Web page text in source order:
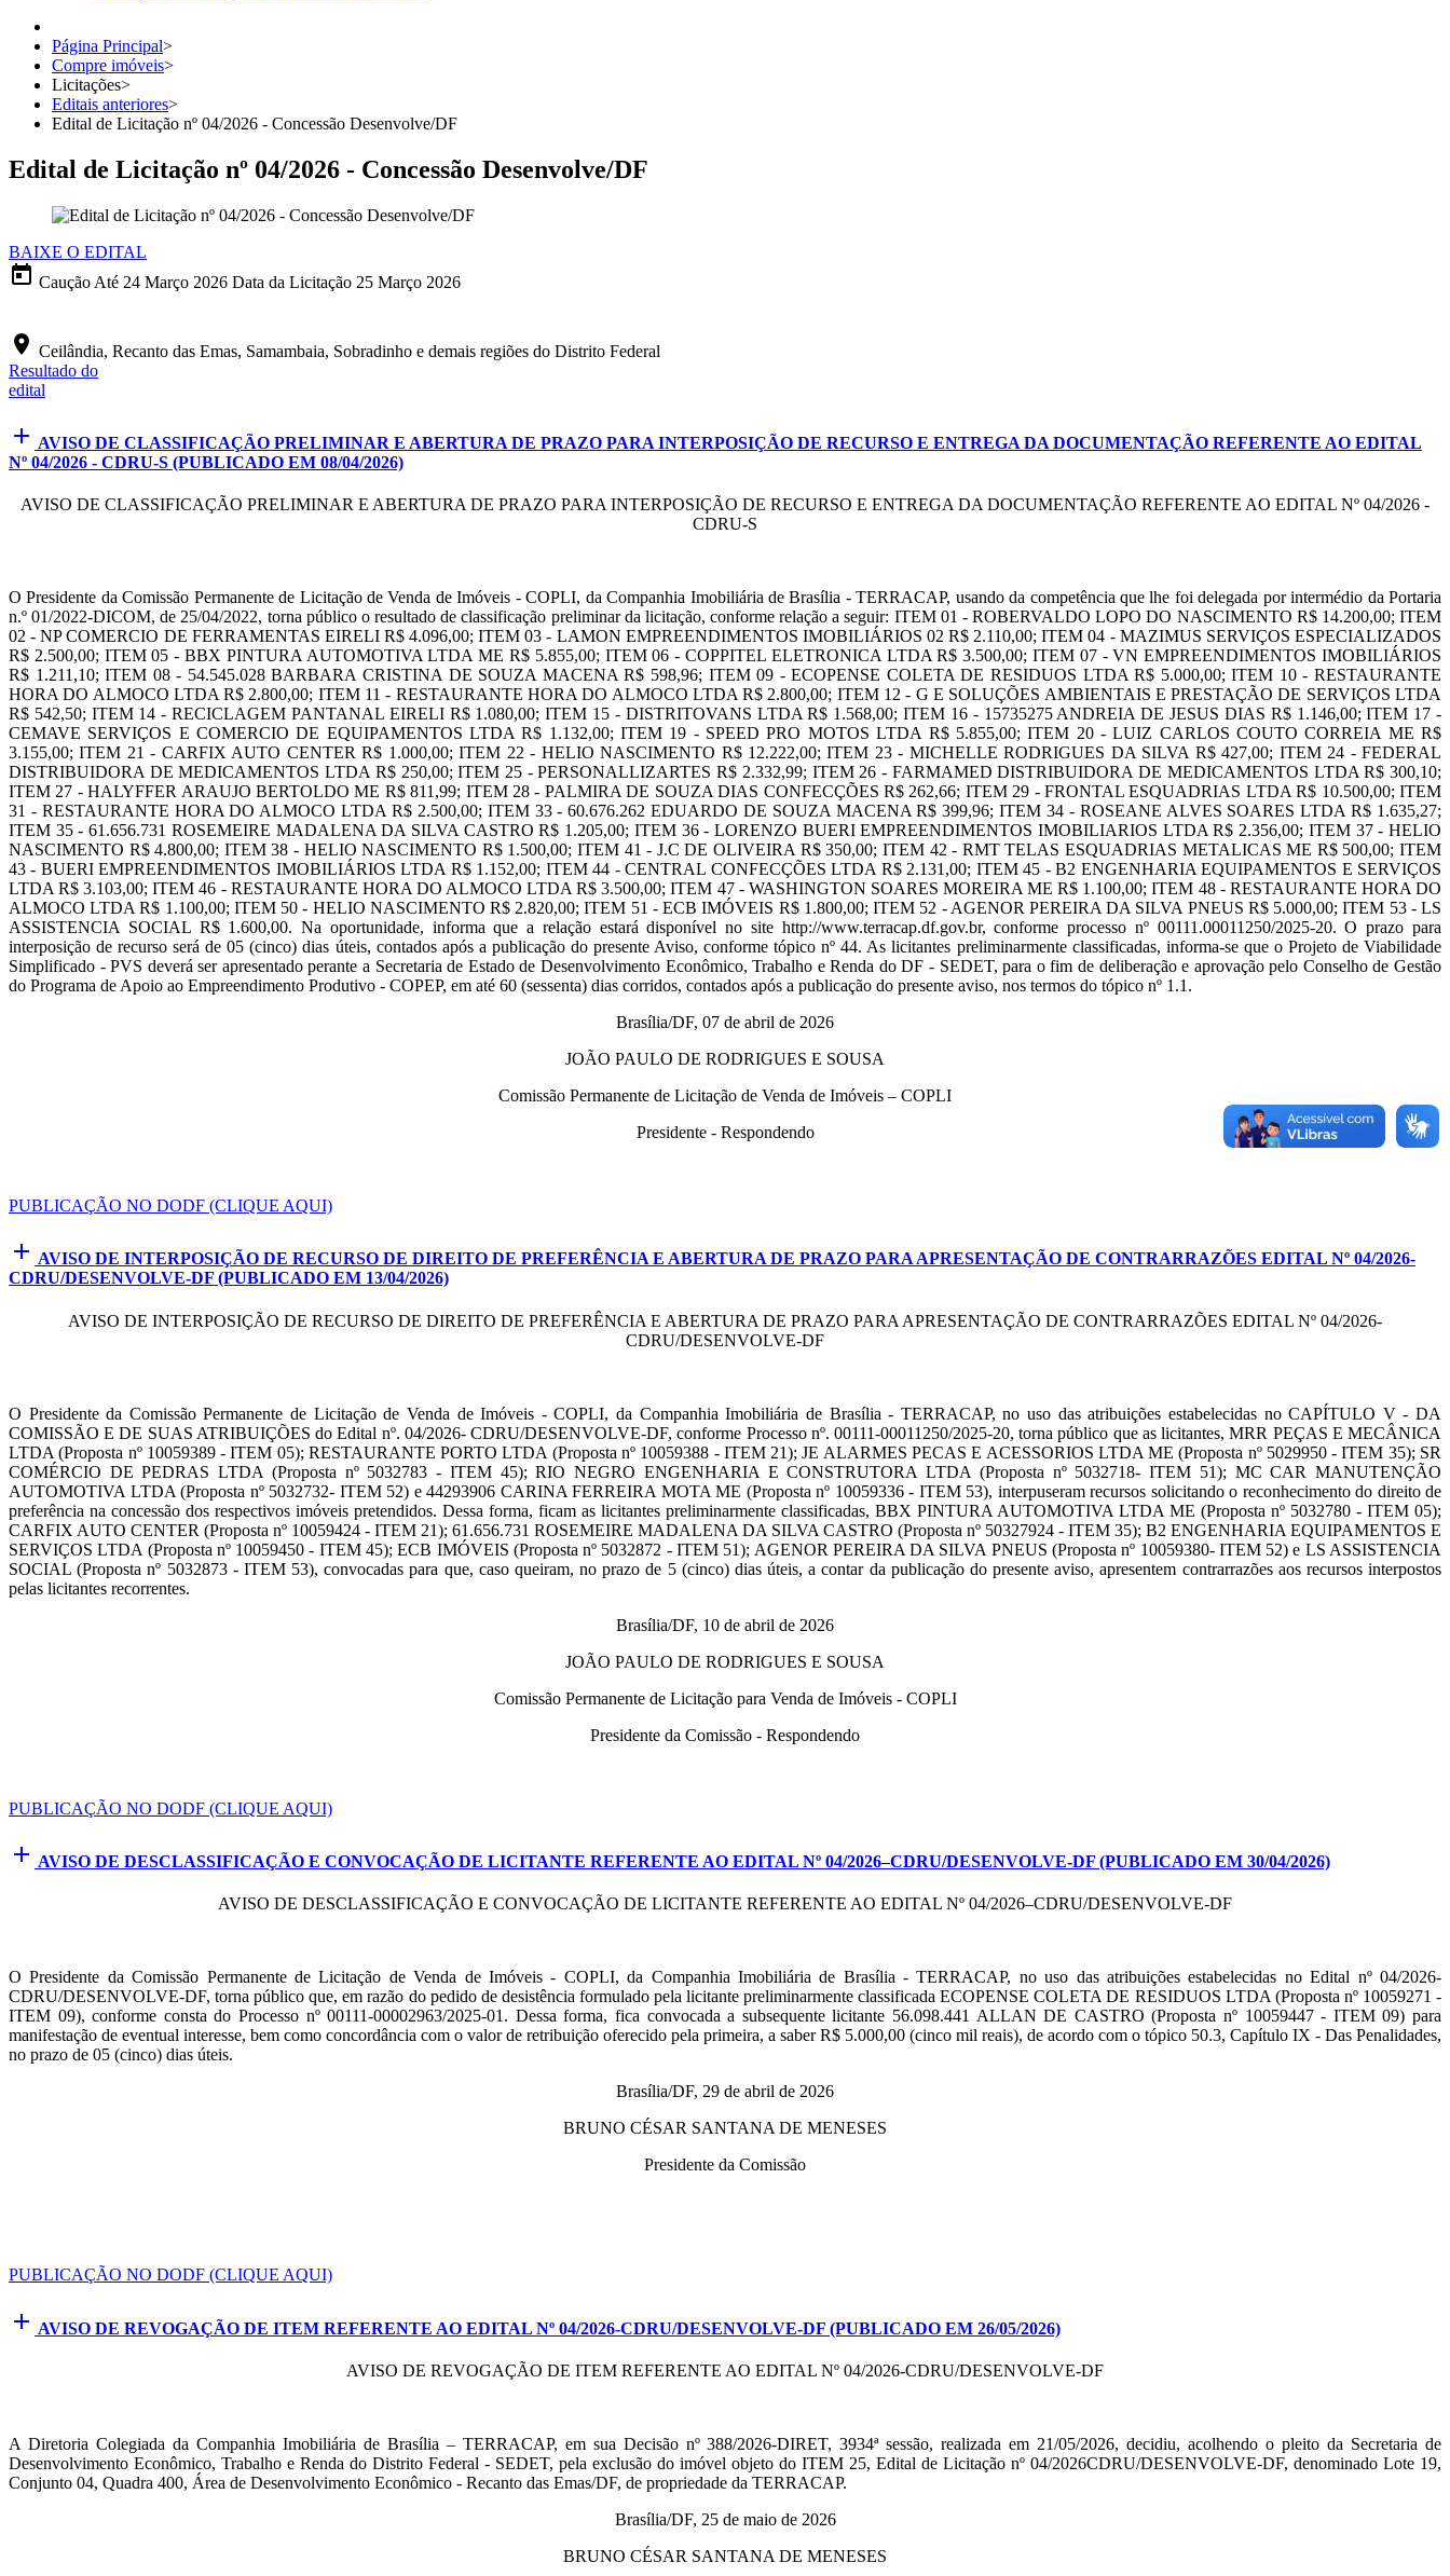
Página Principal>
Compre imóveis>
Licitações>
Editais anteriores>
Edital de Licitação nº 04/2026 - Concessão Desenvolve/DF
Edital de Licitação nº 04/2026 - Concessão Desenvolve/DF
BAIXE O EDITAL
today Caução Até 24 Março 2026 Data da Licitação 25 Março 2026
location_on Ceilândia, Recanto das Emas, Samambaia, Sobradinho e demais regiões do Distrito Federal
Resultado do
edital
add AVISO DE CLASSIFICAÇÃO PRELIMINAR E ABERTURA DE PRAZO PARA INTERPOSIÇÃO DE RECURSO E ENTREGA DA DOCUMENTAÇÃO REFERENTE AO EDITAL
Nº 04/2026 - CDRU-S (PUBLICADO EM 08/04/2026)
AVISO DE CLASSIFICAÇÃO PRELIMINAR E ABERTURA DE PRAZO PARA INTERPOSIÇÃO DE RECURSO E ENTREGA DA DOCUMENTAÇÃO REFERENTE AO EDITAL Nº 04/2026 -
CDRU-S
O Presidente da Comissão Permanente de Licitação de Venda de Imóveis - COPLI, da Companhia Imobiliária de Brasília - TERRACAP, usando da competência que lhe foi delegada por intermédio da Portaria
n.º 01/2022-DICOM, de 25/04/2022, torna público o resultado de classificação preliminar da licitação, conforme relação a seguir: ITEM 01 - ROBERVALDO LOPO DO NASCIMENTO R$ 14.200,00; ITEM
02 - NP COMERCIO DE FERRAMENTAS EIRELI R$ 4.096,00; ITEM 03 - LAMON EMPREENDIMENTOS IMOBILIÁRIOS 02 R$ 2.110,00; ITEM 04 - MAZIMUS SERVIÇOS ESPECIALIZADOS
R$ 2.500,00; ITEM 05 - BBX PINTURA AUTOMOTIVA LTDA ME R$ 5.855,00; ITEM 06 - COPPITEL ELETRONICA LTDA R$ 3.500,00; ITEM 07 - VN EMPREENDIMENTOS IMOBILIÁRIOS
R$ 1.211,10; ITEM 08 - 54.545.028 BARBARA CRISTINA DE SOUZA MACENA R$ 598,96; ITEM 09 - ECOPENSE COLETA DE RESIDUOS LTDA R$ 5.000,00; ITEM 10 - RESTAURANTE
HORA DO ALMOCO LTDA R$ 2.800,00; ITEM 11 - RESTAURANTE HORA DO ALMOCO LTDA R$ 2.800,00; ITEM 12 - G E SOLUÇÕES AMBIENTAIS E PRESTAÇÃO DE SERVIÇOS LTDA
R$ 542,50; ITEM 14 - RECICLAGEM PANTANAL EIRELI R$ 1.080,00; ITEM 15 - DISTRITOVANS LTDA R$ 1.568,00; ITEM 16 - 15735275 ANDREIA DE JESUS DIAS R$ 1.146,00; ITEM 17 -
CEMAVE SERVIÇOS E COMERCIO DE EQUIPAMENTOS LTDA R$ 1.132,00; ITEM 19 - SPEED PRO MOTOS LTDA R$ 5.855,00; ITEM 20 - LUIZ CARLOS COUTO CORREIA ME R$
3.155,00; ITEM 21 - CARFIX AUTO CENTER R$ 1.000,00; ITEM 22 - HELIO NASCIMENTO R$ 12.222,00; ITEM 23 - MICHELLE RODRIGUES DA SILVA R$ 427,00; ITEM 24 - FEDERAL
DISTRIBUIDORA DE MEDICAMENTOS LTDA R$ 250,00; ITEM 25 - PERSONALLIZARTES R$ 2.332,99; ITEM 26 - FARMAMED DISTRIBUIDORA DE MEDICAMENTOS LTDA R$ 300,10;
ITEM 27 - HALYFFER ARAUJO BERTOLDO ME R$ 811,99; ITEM 28 - PALMIRA DE SOUZA DIAS CONFECÇÕES R$ 262,66; ITEM 29 - FRONTAL ESQUADRIAS LTDA R$ 10.500,00; ITEM
31 - RESTAURANTE HORA DO ALMOCO LTDA R$ 2.500,00; ITEM 33 - 60.676.262 EDUARDO DE SOUZA MACENA R$ 399,96; ITEM 34 - ROSEANE ALVES SOARES LTDA R$ 1.635,27;
ITEM 35 - 61.656.731 ROSEMEIRE MADALENA DA SILVA CASTRO R$ 1.205,00; ITEM 36 - LORENZO BUERI EMPREENDIMENTOS IMOBILIARIOS LTDA R$ 2.356,00; ITEM 37 - HELIO
NASCIMENTO R$ 4.800,00; ITEM 38 - HELIO NASCIMENTO R$ 1.500,00; ITEM 41 - J.C DE OLIVEIRA R$ 350,00; ITEM 42 - RMT TELAS ESQUADRIAS METALICAS ME R$ 500,00; ITEM
43 - BUERI EMPREENDIMENTOS IMOBILIÁRIOS LTDA R$ 1.152,00; ITEM 44 - CENTRAL CONFECÇÕES LTDA R$ 2.131,00; ITEM 45 - B2 ENGENHARIA EQUIPAMENTOS E SERVIÇOS
LTDA R$ 3.103,00; ITEM 46 - RESTAURANTE HORA DO ALMOCO LTDA R$ 3.500,00; ITEM 47 - WASHINGTON SOARES MOREIRA ME R$ 1.100,00; ITEM 48 - RESTAURANTE HORA DO
ALMOCO LTDA R$ 1.100,00; ITEM 50 - HELIO NASCIMENTO R$ 2.820,00; ITEM 51 - ECB IMÓVEIS R$ 1.800,00; ITEM 52 - AGENOR PEREIRA DA SILVA PNEUS R$ 5.000,00; ITEM 53 - LS
ASSISTENCIA SOCIAL R$ 1.600,00. Na oportunidade, informa que a relação estará disponível no site http://www.terracap.df.gov.br, conforme processo nº 00111.00011250/2025-20. O prazo para
interposição de recurso será de 05 (cinco) dias úteis, contados após a publicação do presente Aviso, conforme tópico nº 44. As licitantes preliminarmente classificadas, informa-se que o Projeto de Viabilidade
Simplificado - PVS deverá ser apresentado perante a Secretaria de Estado de Desenvolvimento Econômico, Trabalho e Renda do DF - SEDET, para o fim de deliberação e aprovação pelo Conselho de Gestão
do Programa de Apoio ao Empreendimento Produtivo - COPEP, em até 60 (sessenta) dias corridos, contados após a publicação do presente aviso, nos termos do tópico nº 1.1.
Brasília/DF, 07 de abril de 2026
JOÃO PAULO DE RODRIGUES E SOUSA
Comissão Permanente de Licitação de Venda de Imóveis – COPLI
Presidente - Respondendo
PUBLICAÇÃO NO DODF (CLIQUE AQUI)
add AVISO DE INTERPOSIÇÃO DE RECURSO DE DIREITO DE PREFERÊNCIA E ABERTURA DE PRAZO PARA APRESENTAÇÃO DE CONTRARRAZÕES EDITAL Nº 04/2026-
CDRU/DESENVOLVE-DF (PUBLICADO EM 13/04/2026)
AVISO DE INTERPOSIÇÃO DE RECURSO DE DIREITO DE PREFERÊNCIA E ABERTURA DE PRAZO PARA APRESENTAÇÃO DE CONTRARRAZÕES EDITAL Nº 04/2026-
CDRU/DESENVOLVE-DF
O Presidente da Comissão Permanente de Licitação de Venda de Imóveis - COPLI, da Companhia Imobiliária de Brasília - TERRACAP, no uso das atribuições estabelecidas no CAPÍTULO V - DA
COMISSÃO E DE SUAS ATRIBUIÇÕES do Edital nº. 04/2026- CDRU/DESENVOLVE-DF, conforme Processo nº. 00111-00011250/2025-20, torna público que as licitantes, MRR PEÇAS E MECÂNICA
LTDA (Proposta nº 10059389 - ITEM 05); RESTAURANTE PORTO LTDA (Proposta nº 10059388 - ITEM 21); JE ALARMES PECAS E ACESSORIOS LTDA ME (Proposta nº 5029950 - ITEM 35); SR
COMÉRCIO DE PEDRAS LTDA (Proposta nº 5032783 - ITEM 45); RIO NEGRO ENGENHARIA E CONSTRUTORA LTDA (Proposta nº 5032718- ITEM 51); MC CAR MANUTENÇÃO
AUTOMOTIVA LTDA (Proposta nº 5032732- ITEM 52) e 44293906 CARINA FERREIRA MOTA ME (Proposta nº 10059336 - ITEM 53), interpuseram recursos solicitando o reconhecimento do direito de
preferência na concessão dos respectivos imóveis pretendidos. Dessa forma, ficam as licitantes preliminarmente classificadas, BBX PINTURA AUTOMOTIVA LTDA ME (Proposta nº 5032780 - ITEM 05);
CARFIX AUTO CENTER (Proposta nº 10059424 - ITEM 21); 61.656.731 ROSEMEIRE MADALENA DA SILVA CASTRO (Proposta nº 50327924 - ITEM 35); B2 ENGENHARIA EQUIPAMENTOS E
SERVIÇOS LTDA (Proposta nº 10059450 - ITEM 45); ECB IMÓVEIS (Proposta nº 5032872 - ITEM 51); AGENOR PEREIRA DA SILVA PNEUS (Proposta nº 10059380- ITEM 52) e LS ASSISTENCIA
SOCIAL (Proposta nº 5032873 - ITEM 53), convocadas para que, caso queiram, no prazo de 5 (cinco) dias úteis, a contar da publicação do presente aviso, apresentem contrarrazões aos recursos interpostos
pelas licitantes recorrentes.
Brasília/DF, 10 de abril de 2026
JOÃO PAULO DE RODRIGUES E SOUSA
Comissão Permanente de Licitação para Venda de Imóveis - COPLI
Presidente da Comissão - Respondendo
PUBLICAÇÃO NO DODF (CLIQUE AQUI)
add AVISO DE DESCLASSIFICAÇÃO E CONVOCAÇÃO DE LICITANTE REFERENTE AO EDITAL Nº 04/2026–CDRU/DESENVOLVE-DF (PUBLICADO EM 30/04/2026)
AVISO DE DESCLASSIFICAÇÃO E CONVOCAÇÃO DE LICITANTE REFERENTE AO EDITAL Nº 04/2026–CDRU/DESENVOLVE-DF
O Presidente da Comissão Permanente de Licitação de Venda de Imóveis - COPLI, da Companhia Imobiliária de Brasília - TERRACAP, no uso das atribuições estabelecidas no Edital nº 04/2026-
CDRU/DESENVOLVE-DF, torna público que, em razão do pedido de desistência formulado pela licitante preliminarmente classificada ECOPENSE COLETA DE RESIDUOS LTDA (Proposta nº 10059271 -
ITEM 09), conforme consta do Processo nº 00111-00002963/2025-01. Dessa forma, fica convocada a subsequente licitante 56.098.441 ALLAN DE CASTRO (Proposta nº 10059447 - ITEM 09) para
manifestação de eventual interesse, bem como concordância com o valor de retribuição oferecido pela primeira, a saber R$ 5.000,00 (cinco mil reais), de acordo com o tópico 50.3, Capítulo IX - Das Penalidades,
no prazo de 05 (cinco) dias úteis.
Brasília/DF, 29 de abril de 2026
BRUNO CÉSAR SANTANA DE MENESES
Presidente da Comissão
PUBLICAÇÃO NO DODF (CLIQUE AQUI)
add AVISO DE REVOGAÇÃO DE ITEM REFERENTE AO EDITAL Nº 04/2026-CDRU/DESENVOLVE-DF (PUBLICADO EM 26/05/2026)
AVISO DE REVOGAÇÃO DE ITEM REFERENTE AO EDITAL Nº 04/2026-CDRU/DESENVOLVE-DF
A Diretoria Colegiada da Companhia Imobiliária de Brasília – TERRACAP, em sua Decisão nº 388/2026-DIRET, 3934ª sessão, realizada em 21/05/2026, decidiu, acolhendo o pleito da Secretaria de
Desenvolvimento Econômico, Trabalho e Renda do Distrito Federal - SEDET, pela exclusão do imóvel objeto do ITEM 25, Edital de Licitação nº 04/2026CDRU/DESENVOLVE-DF, denominado Lote 19,
Conjunto 04, Quadra 400, Área de Desenvolvimento Econômico - Recanto das Emas/DF, de propriedade da TERRACAP.
Brasília/DF, 25 de maio de 2026
BRUNO CÉSAR SANTANA DE MENESES